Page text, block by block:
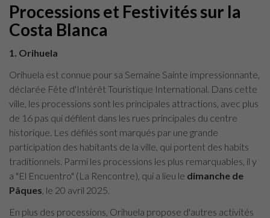
Processions et Festivités sur la
Costa Blanca
1. Orihuela
Orihuela est connue pour sa Semaine Sainte impressionnante,
déclarée Fête d'Intérêt Touristique International. Dans cette
ville, les processions sont les principales attractions, avec plus
de 16 pas qui défilent dans les rues principales du centre
historique. Les défilés sont marqués par une grande
participation des habitants de la ville, qui portent des habits
traditionnels. Parmi les processions les plus remarquables, il y
a "El Encuentro" (La Rencontre), qui a lieu le dimanche de
Pâques , le 20 avril 2025.
En plus des processions, Orihuela propose d'autres activités